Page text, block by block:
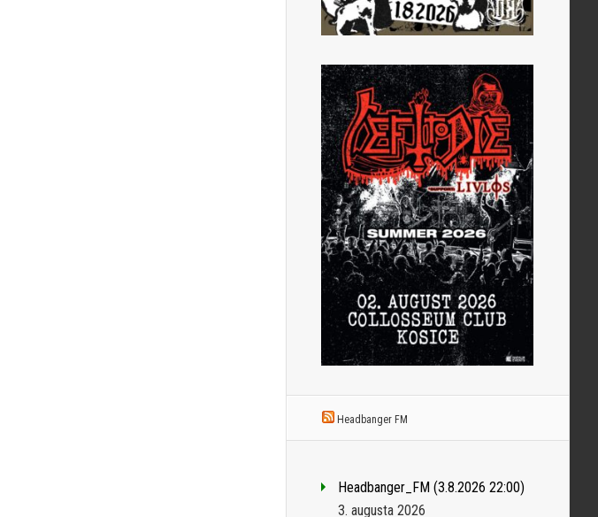
Headbanger FM
Headbanger_FM (3.8.2026 22:00)
3. augusta 2026